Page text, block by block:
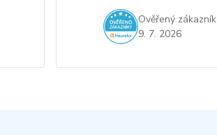
Ověřený zákazník
9. 7. 2026